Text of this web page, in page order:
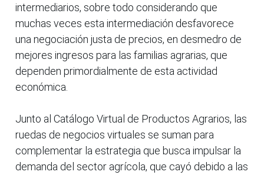
intermediarios, sobre todo considerando que
muchas veces esta intermediación desfavorece
una negociación justa de precios, en desmedro de
mejores ingresos para las familias agrarias, que
dependen primordialmente de esta actividad
económica.
Junto al Catálogo Virtual de Productos Agrarios, las
ruedas de negocios virtuales se suman para
complementar la estrategia que busca impulsar la
demanda del sector agrícola, que cayó debido a las